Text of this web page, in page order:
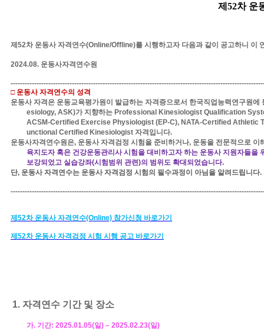
제 52차 운
제52차 운동사 자격연수(Online/Offline)를 시행하고자 다음과 같이 공고하니 이
2024.08. 운동사자격연수원
□ 운동사 자격연수의 성격
운동사 자격은 운동교육평가원이 발급하는 자격증으로서 한국직업능력연구원에
esiology, ASK)가 지향하는Professional Kinesiologist Qualification
ACSM-Certified Exercise Physiologist (EP-C), NATA-Certified
unctional Certified Kinesiologist 자격입니다.
운동사자격연수원은, 운동사 자격검정 시험을 준비하거나, 운동을 전문적으로 이
육지도자 혹은 건강운동관리사 시험을 대비하고자 하는 운동사 지원자들을
보강되었고 실습강좌(시험범위 관련)의 범위도 확대되었습니다.
단, 운동사 자격연수는 운동사 자격검정 시험의 필수과정이 아님을 알려드립니다
제52차 운동사 자격연수(Online) 참가신청 바로가기
제52차 운동사 자격검정 시험 시행 공고 바로가기
1. 자격연수 기간 및 장소
가.기간: 2025.01.05(일)– 2025.02.23(일)